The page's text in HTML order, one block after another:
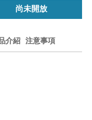
尚未開放
介紹 注意事項
及中餐、龍門露